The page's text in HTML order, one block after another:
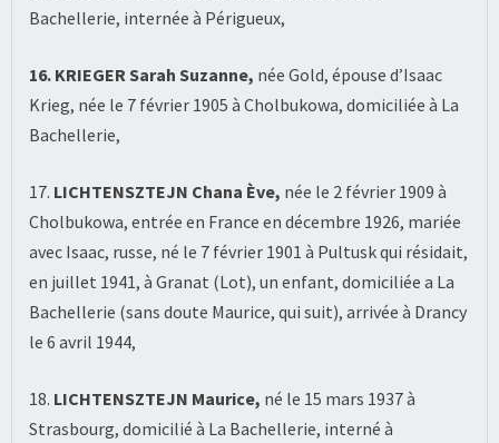
Bachellerie, internée à Périgueux,
16. KRIEGER Sarah Suzanne, née Gold, épouse d’Isaac
Krieg, née le 7 février 1905 à Cholbukowa, domiciliée à La
Bachellerie,
17. LICHTENSZTEJN Chana Ève, née le 2 février 1909 à
Cholbukowa, entrée en France en décembre 1926, mariée
avec Isaac, russe, né le 7 février 1901 à Pultusk qui résidait,
en juillet 1941, à Granat (Lot), un enfant, domiciliée a La
Bachellerie (sans doute Maurice, qui suit), arrivée à Drancy
le 6 avril 1944,
18. LICHTENSZTEJN Maurice, né le 15 mars 1937 à
Strasbourg, domicilié à La Bachellerie, interné à